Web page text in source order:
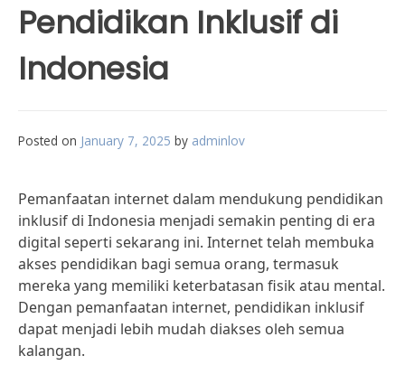
Pendidikan Inklusif di
Indonesia
Posted on January 7, 2025 by adminlov
Pemanfaatan internet dalam mendukung pendidikan
inklusif di Indonesia menjadi semakin penting di era
digital seperti sekarang ini. Internet telah membuka
akses pendidikan bagi semua orang, termasuk
mereka yang memiliki keterbatasan fisik atau mental.
Dengan pemanfaatan internet, pendidikan inklusif
dapat menjadi lebih mudah diakses oleh semua
kalangan.